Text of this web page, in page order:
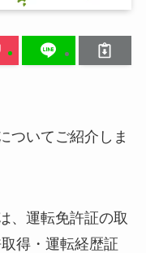
ついてご紹介しま
、運転免許証の取
得・運転経歴証